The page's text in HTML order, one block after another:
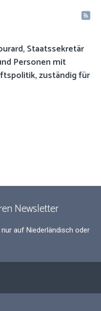
Staatssekretär
Personen mit
zuständig für
Newsletter
auf Niederländisch oder